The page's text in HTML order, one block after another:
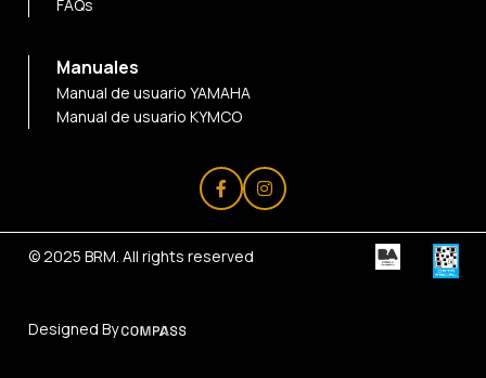
FAQs
Manuales
Manual de usuario YAMAHA
Manual de usuario KYMCO
© 2025 BRM. All rights reserved
Designed By